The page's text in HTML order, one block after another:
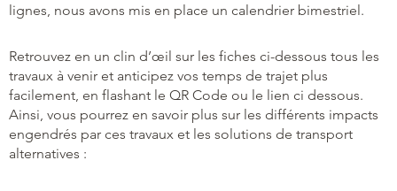
lignes, nous avons mis en place un calendrier bimestriel.
Retrouvez en un clin d’œil sur les fiches ci-dessous tous les
travaux à venir et anticipez vos temps de trajet plus
facilement, en flashant le QR Code ou le lien ci dessous.
Ainsi, vous pourrez en savoir plus sur les différents impacts
engendrés par ces travaux et les solutions de transport
alternatives :